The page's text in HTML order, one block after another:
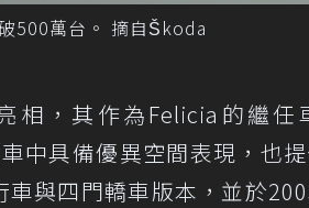
500萬台。 摘自Škoda
相，其作為Felicia的繼任
中具備優異空間表現，也
與四門轎車版本，並於